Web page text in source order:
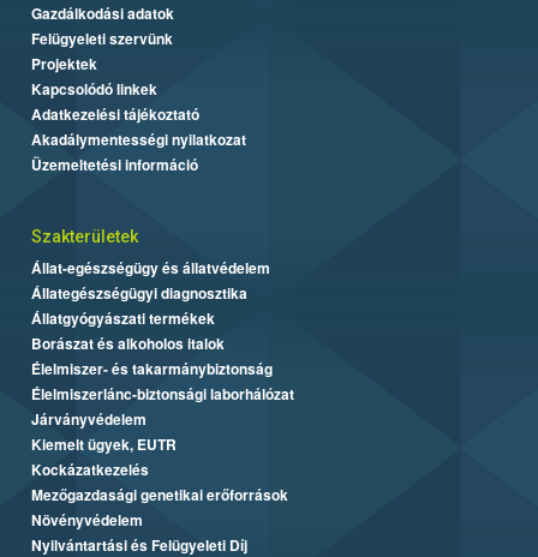
Gazdálkodási adatok
Felügyeleti szervünk
Projektek
Kapcsolódó linkek
Adatkezelési tájékoztató
Akadálymentességi nyilatkozat
Üzemeltetési információ
Szakterületek
Állat-egészségügy és állatvédelem
Állategészségügyi diagnosztika
Állatgyógyászati termékek
Borászat és alkoholos italok
Élelmiszer- és takarmánybiztonság
Élelmiszerlánc-biztonsági laborhálózat
Járványvédelem
Kiemelt ügyek, EUTR
Kockázatkezelés
Mezőgazdasági genetikai erőforrások
Növényvédelem
Nyilvántartási és Felügyeleti Díj